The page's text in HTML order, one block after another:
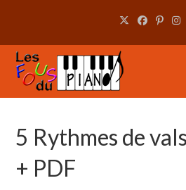
content
5 Rythmes de
+ PDF